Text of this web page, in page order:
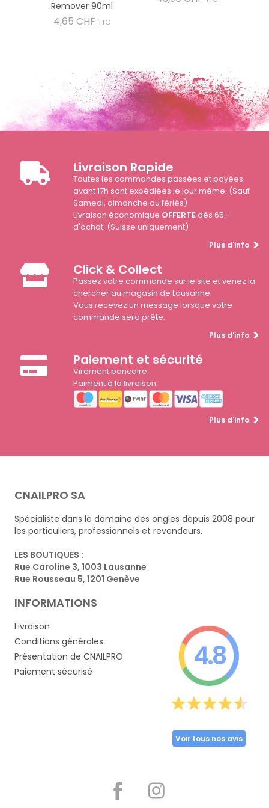
Remover 90ml
4,65 CHF Prix
TTC
Livraison Rapide
Toutes les commandes passées et payées
avant 17h sont expédiées le jour même. (Sauf
Samedi, dimanche ou fériés)
Livraison économique OFFERTEdès 65.-
d'achat. (Suisse uniquement)
Plus d'info
Click & Collect
Passez votre commande sur le site et venez la
chercher au magasin de Lausanne.
Vous recevez un message lorsque votre
commande sera prête.
Plus d'info
Paiement et sécurité
Virement bancaire.
Paiment à la livraison
Plus d'info
CNAILPRO SA
Spécialiste dans le domaine des ongles depuis 2008 pour
les particuliers, professionnels et revendeurs.
LES BOUTIQUES :
Rue Caroline 3, 1003 Lausanne
Rue Rousseau 5, 1201 Genève
INFORMATIONS
Livraison
Conditions générales
Présentation de CNAILPRO
Paiement sécurisé
4.8
Voir tous nos avis